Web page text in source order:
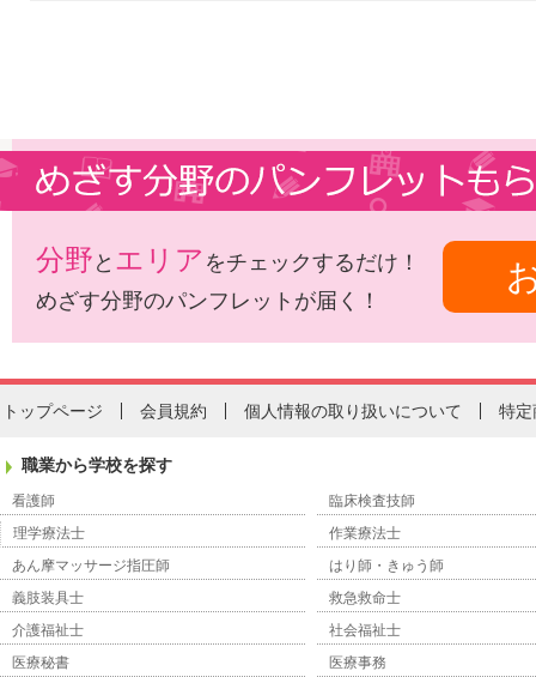
分野 と エリア をチェックするだけ！
めざす分野のパンフレットが届く！
トップページ 会員規約 個人情報の取り扱いについて 特定
職業から学校を探す
看護師
臨床検査技師
理学療法士
作業療法士
あん摩マッサージ指圧師
はり師・きゅう師
義肢装具士
救急救命士
介護福祉士
社会福祉士
医療秘書
医療事務